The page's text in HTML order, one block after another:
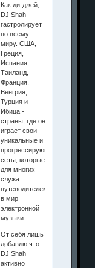
Как ди-джей,
DJ Shah
гастролирует
по всему
миру. США,
Греция,
Испания,
Таиланд,
Франция,
Венгрия,
Турция и
Ибица -
страны, где он
играет свои
уникальные и
прогрессирующие
сеты, которые
для многих
служат
путеводителем
в мир
электронной
музыки.
От себя лишь
добавлю что
DJ Shah
активно